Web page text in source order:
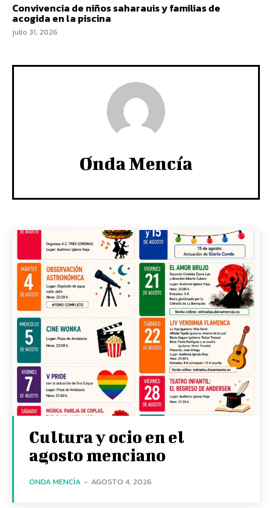
Convivencia de niños saharauis y familias de
acogida en la piscina
julio 31, 2026
Onda Mencía
Cultura y ocio en el
agosto menciano
ONDA MENCÍA - AGOSTO 4, 2026